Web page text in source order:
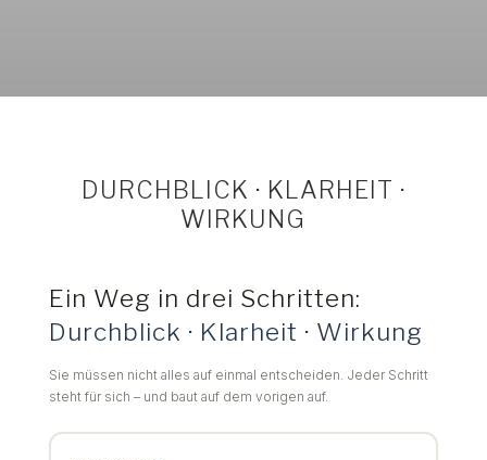
DURCHBLICK · KLARHEIT ·
WIRKUNG
Ein Weg in drei Schritten:
Durchblick · Klarheit · Wirkung
Sie müssen nicht alles auf einmal entscheiden. Jeder Schritt
steht für sich – und baut auf dem vorigen auf.